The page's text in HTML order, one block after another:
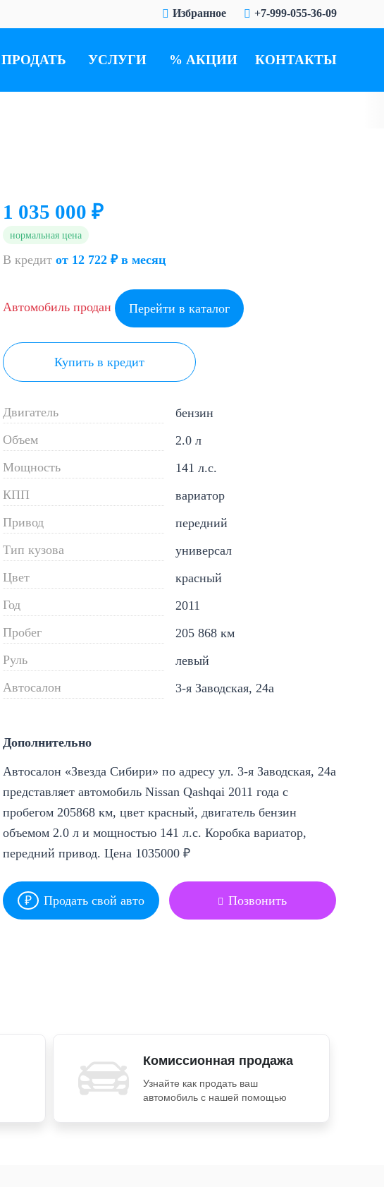
+7-999-055-36-09
Избранное
ПРОДАТЬ УСЛУГИ АКЦИИ КОНТАКТЫ
1 035 000 ₽
нормальная цена
В кредит от 12 722 ₽ в месяц
Автомобиль продан Перейти в каталог
Купить в кредит
Двигатель
бензин
Объем
2.0 л
Мощность
141 л.с.
КПП
вариатор
Привод
передний
Тип кузова
универсал
Цвет
красный
Год
2011
Пробег
205 868 км
Руль
левый
Автосалон
3-я Заводская, 24а
Дополнительно
Автосалон «Звезда Сибири» по адресу ул. 3-я Заводская, 24а
представляет автомобиль Nissan Qashqai 2011 года с
пробегом 205868 км, цвет красный, двигатель бензин
объемом 2.0 л и мощностью 141 л.с. Коробка вариатор,
передний привод. Цена 1035000 ₽
Продать свой авто Позвонить
Комиссионная продажа
Узнайте как продать ваш
автомобиль с нашей помощью